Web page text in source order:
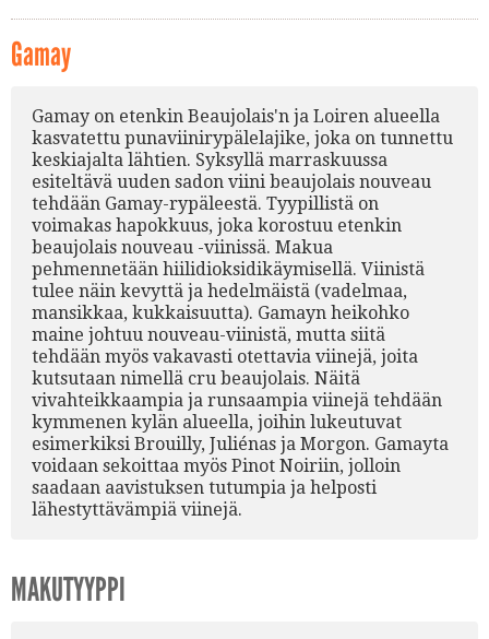
Gamay
Gamay on etenkin Beaujolais'n ja Loiren alueella
kasvatettu punaviinirypälelajike, joka on tunnettu
keskiajalta lähtien. Syksyllä marraskuussa
esiteltävä uuden sadon viini beaujolais nouveau
tehdään Gamay-rypäleestä. Tyypillistä on
voimakas hapokkuus, joka korostuu etenkin
beaujolais nouveau -viinissä. Makua
pehmennetään hiilidioksidikäymisellä. Viinistä
tulee näin kevyttä ja hedelmäistä (vadelmaa,
mansikkaa, kukkaisuutta). Gamayn heikohko
maine johtuu nouveau-viinistä, mutta siitä
tehdään myös vakavasti otettavia viinejä, joita
kutsutaan nimellä cru beaujolais. Näitä
vivahteikkaampia ja runsaampia viinejä tehdään
kymmenen kylän alueella, joihin lukeutuvat
esimerkiksi Brouilly, Juliénas ja Morgon. Gamayta
voidaan sekoittaa myös Pinot Noiriin, jolloin
saadaan aavistuksen tutumpia ja helposti
lähestyttävämpiä viinejä.
MAKUTYYPPI